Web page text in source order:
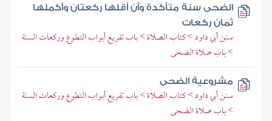
الضحى سنة متأكدة وأن أقلها ركعتان وأكملها
ثمان ركعات
سنن أبي داود > كتاب الصلاة > باب تفريع أبواب التطوع وركعات السنة
> باب صلاة الضحى
مشروعية الضحى
سنن أبي داود > كتاب الصلاة > باب تفريع أبواب التطوع وركعات السنة
> باب صلاة الضحى